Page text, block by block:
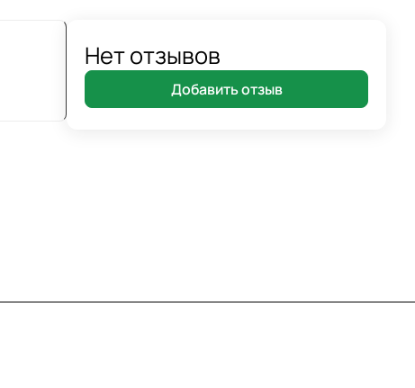
Нет отзывов
Добавить отзыв